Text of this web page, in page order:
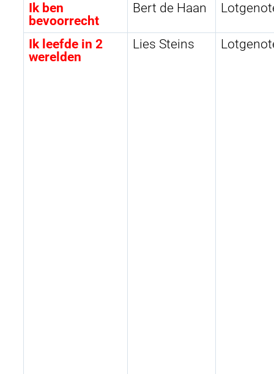
Ik ben
bevoorrecht
Bert de Haan
Ik leefde in 2
werelden
Lies Steins